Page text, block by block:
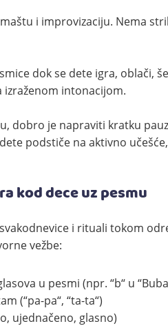
i improvizaciju. Nema
dok se dete igra, oblači,
izraženom intonacijom.
dobro je napraviti kratku
podstiče na aktivno
kod dece uz pesmu
i rituali tokom
vežbe:
u pesmi (npr. “b“ u
(“pa-pa“, “ta-ta“)
ujednačeno, glasno)